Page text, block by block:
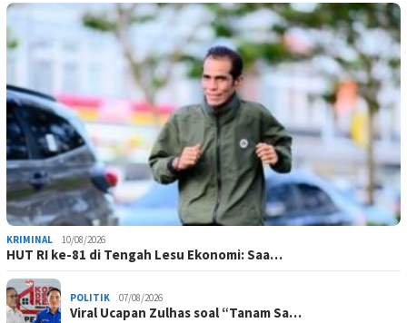
KRIMINAL 10/08/2026
HUT RI ke-81 di Tengah Lesu Ekonomi: Saa…
POLITIK 07/08/2026
Viral Ucapan Zulhas soal “Tanam Sa…